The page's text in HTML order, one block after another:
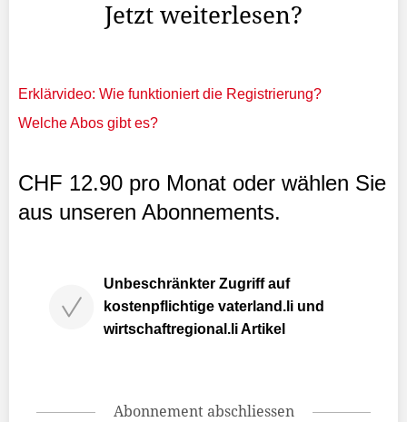
Jetzt weiterlesen?
Erklärvideo: Wie funktioniert die Registrierung?
Welche Abos gibt es?
CHF 12.90 pro Monat oder wählen Sie
aus unseren Abonnements.
Unbeschränkter Zugriff auf
kostenpflichtige vaterland.li und
wirtschaftregional.li Artikel
Abonnement abschliessen